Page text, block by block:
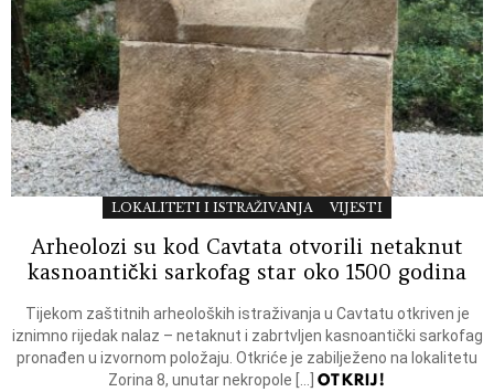
LOKALITETI I ISTRAŽIVANJA VIJESTI
Arheolozi su kod Cavtata otvorili netaknut
kasnoantički sarkofag star oko 1500 godina
Tijekom zaštitnih arheoloških istraživanja u Cavtatu otkriven je
iznimno rijedak nalaz – netaknut i zabrtvljen kasnoantički sarkofag
pronađen u izvornom položaju. Otkriće je zabilježeno na lokalitetu
Zorina 8, unutar nekropole […] OTKRIJ!